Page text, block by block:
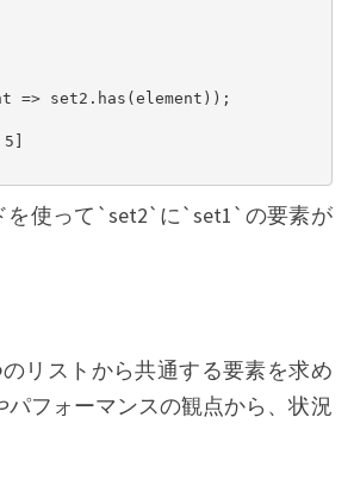
=> set2.has(element));
を使って`set2`に`set1`の要素が
リストから共通する要素を求め
フォーマンスの観点から、状況